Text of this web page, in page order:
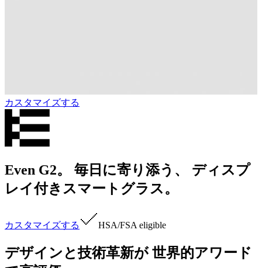
カスタマイズする
Even G2。 毎日に寄り添う、 ディスプ
レイ付きスマートグラス。
カスタマイズする HSA/FSA eligible
デザインと技術革新が 世界的アワード